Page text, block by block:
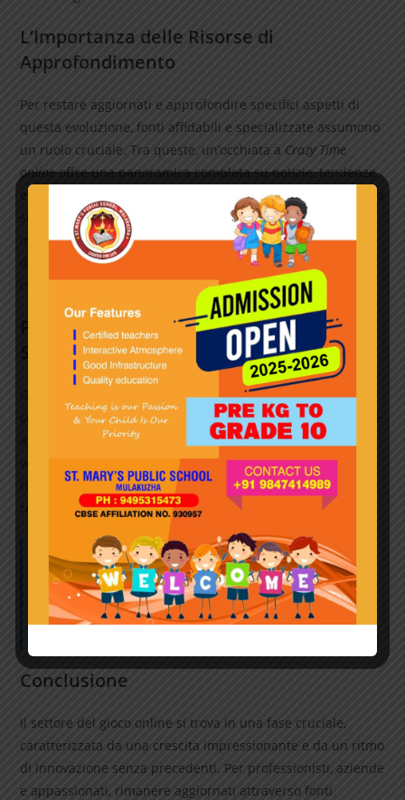
L’Importanza delle Risorse di
Approfondimento
Per restare aggiornati e approfondire specifici aspetti di
questa evoluzione, fonti affidabili e specializzate assumono
un ruolo cruciale. Tra queste, un’occhiata a Crazy Time
onlineoffre una panoramica completa su notizie, tendenze
e analisi dettagliate del settore, con particolare attenzione a
strategie di gioco innovative, normative e sondaggi di
mercato. Incorporare queste risorse nelle analisi permette
di offrire un quadro più articolato e basato su evidenze
concrete, rafforzando l’autorevolezza dei contenuti.
Prospettive Future e Strategie di
Successo
Guardando avanti, il settore si orienta verso un
consolidamento delle tecnologie emergenti e una maggiore
attenzione alla responsabilità sociale. Le aziende che
vogliono essere all’avanguardia devono investire nella
ricerca, nella formazione del personale e nel rispetto dei
requisiti normativi.
“L’innovazione rappresenta il pilastro fondamentale per
interpretare le sfide di un mercato in continua evoluzione.
La capacità di adattarsi rapidamente e di adottare
tecnologie all’avanguardia può determinare il successo o il
Conclusione
Il settore del gioco online si trova in una fase cruciale,
caratterizzata da una crescita impressionante e da un ritmo
di innovazione senza precedenti. Per professionisti, aziende
e appassionati, rimanere aggiornati attraverso fonti